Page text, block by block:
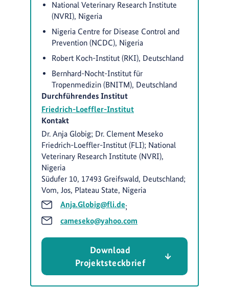
National Veterinary Research Institute
(NVRI), Nigeria
Nigeria Centre for Disease Control and
Prevention (NCDC), Nigeria
Robert Koch-Institut (RKI), Deutschland
Bernhard-Nocht-Institut für
Tropenmedizin (BNITM), Deutschland
Durchführendes Institut
Friedrich-Loeffler-Institut
Kontakt
Dr. Anja Globig; Dr. Clement Meseko
Friedrich-Loeffler-Institut (FLI); National
Veterinary Research Institute (NVRI),
Nigeria
Südufer 10, 17493 Greifswald, Deutschland;
Vom, Jos, Plateau State, Nigeria
Anja.Globig@fli.de;
cameseko@yahoo.com
Download
Projektsteckbrief